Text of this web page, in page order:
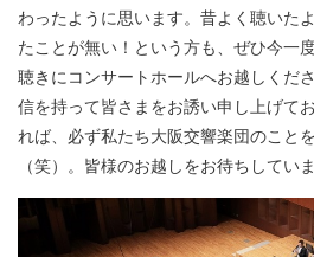
わったように思います。昔よく聴いた
たことが無い！という方も、ぜひ今一
聴きにコンサートホールへお越しくだ
信を持って皆さまをお誘い申し上げて
れば、必ず私たち大阪交響楽団のこと
（笑）。皆様のお越しをお待ちしていま